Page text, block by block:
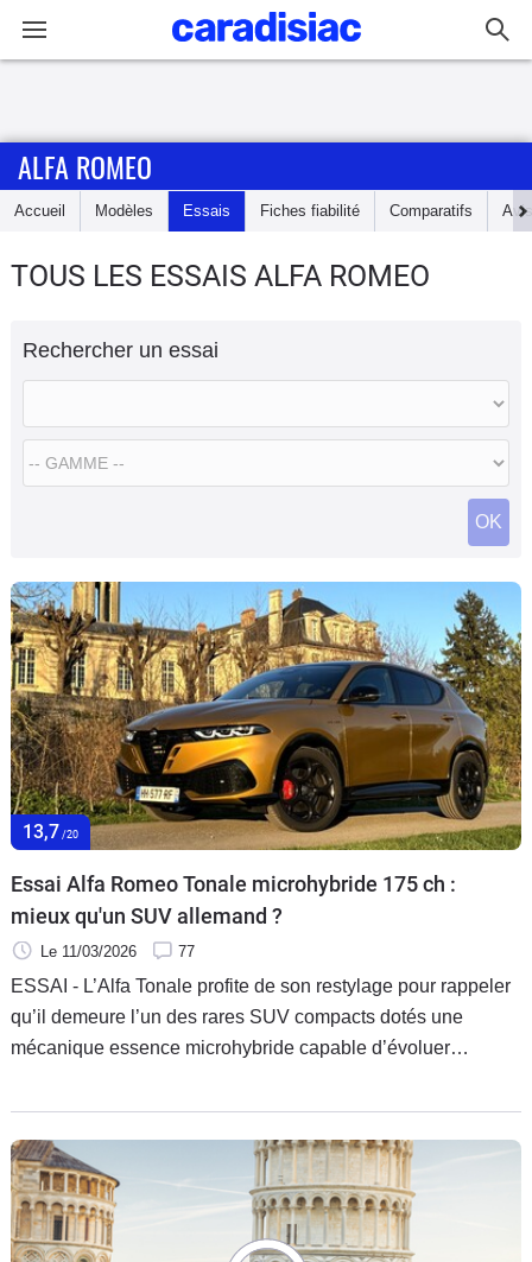
Accueil
Essais
Guide
d'achat
Electriques
Auto
Services
Forum
Moto
Marques
ALFA ROMEO
Accueil Modèles Essais Fiches fiabilité Comparatifs Avis
TOUS LES ESSAIS ALFA ROMEO
Rechercher un essai
OK
13,7 /20
Essai Alfa Romeo Tonale microhybride 175 ch :
mieux qu'un SUV allemand ?
Le 11/03/2026 77
ESSAI - L’Alfa Tonale profite de son restylage pour rappeler
qu’il demeure l’un des rares SUV compacts dotés une
mécanique essence microhybride capable d’évoluer
Une mécanique qui annonce désormais sa puissance
cumulée, coquette avec 175 ch. De quoi faire frémir la
concurrence allemande, du moins en théorie…